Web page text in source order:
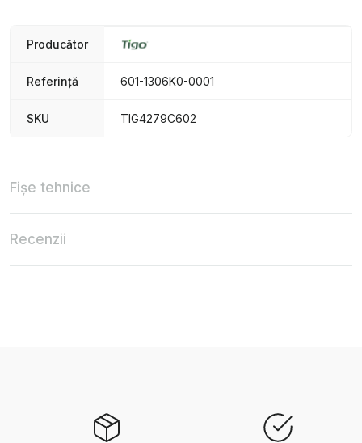
Producător
Referință 601-1306K0-0001
SKU TIG4279C602
Fișe tehnice
Recenzii